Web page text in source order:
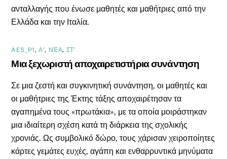
ανταλλαγής που ένωσε μαθητές και μαθήτριες από την
Ελλάδα και την Ιταλία.
AES_P1,Α', ΝΈΑ, ΣΤ'
Μια ξεχωριστή αποχαιρετιστήρια συνάντηση
Σε μια ζεστή και συγκινητική συνάντηση, οι μαθητές και
οι μαθήτριες της Έκτης τάξης αποχαιρέτησαν τα
αγαπημένα τους «πρωτάκια», με τα οποία μοιράστηκαν
μια ιδιαίτερη σχέση κατά τη διάρκεια της σχολικής
χρονιάς. Ως συμβολικό δώρο, τους χάρισαν χειροποίητες
κάρτες γεμάτες ευχές, αγάπη και ενθαρρυντικά μηνύματα